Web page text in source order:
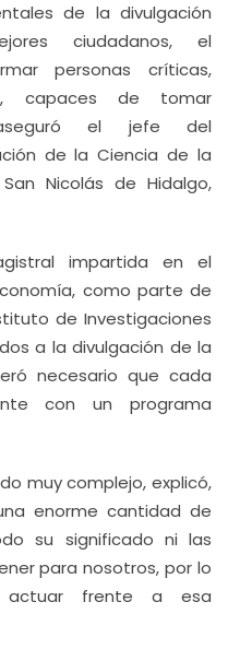
de la divulgación
ciudadanos, el
personas críticas,
capaces de tomar
aseguró el jefe del
de la Ciencia de la
Nicolás de Hidalgo,
impartida en el
como parte de
de Investigaciones
a la divulgación de la
necesario que cada
con un programa
muy complejo, explicó,
enorme cantidad de
su significado ni las
para nosotros, por lo
frente a esa